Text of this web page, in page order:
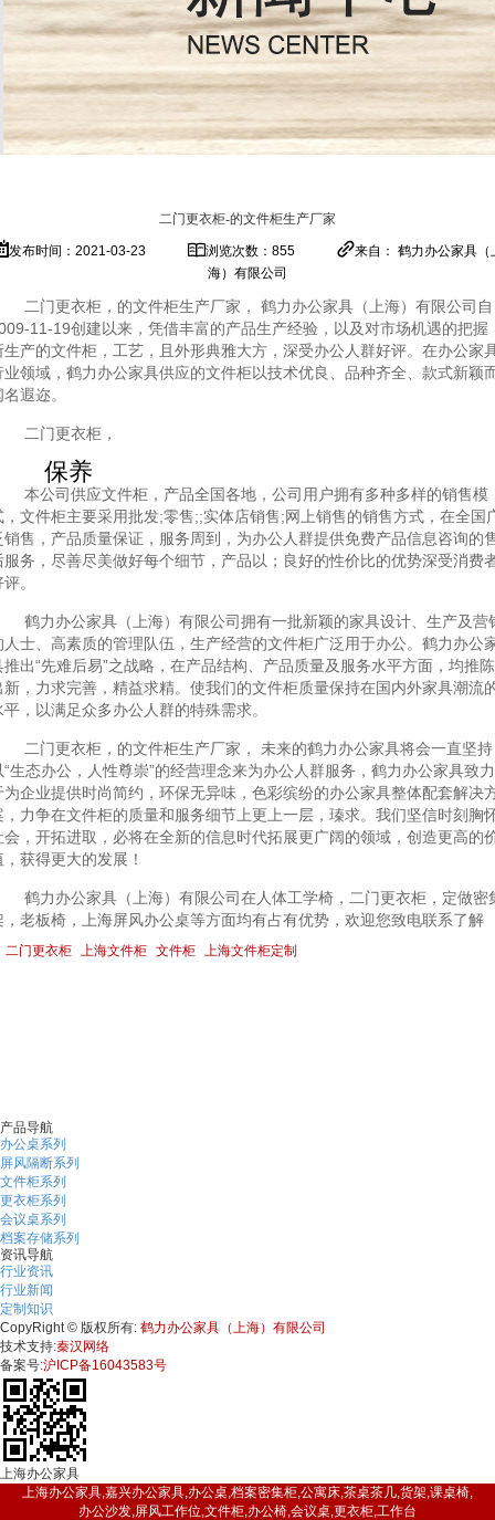
二门更衣柜-的文件柜生产厂家
发布时间：2021-03-23 浏览次数：855
来自： 鹤力办公家具（
海）有限公司
二门更衣柜，的文件柜生产厂家， 鹤力办公家具（上海）有限公司自
11-19创建以来，凭借丰富的产品生产经验，以及对市场机遇的把握
生产的文件柜，工艺，且外形典雅大方，深受办公人群好评。在办公家
业领域，鹤力办公家具供应的文件柜以技术优良、品种齐全、款式新颖
遐迩。
二门更衣柜，
保养
本公司供应文件柜，产品全国各地，公司用户拥有多种多样的销售模
，文件柜主要采用批发;零售;;实体店销售;网上销售的销售方式，在全国
销售，产品质量保证，服务周到，为办公人群提供免费产品信息咨询的
服务，尽善尽美做好每个细节，产品以；良好的性价比的优势深受消费
。
鹤力办公家具（上海）有限公司拥有一批新颖的家具设计、生产及营
人士、高素质的管理队伍，生产经营的文件柜广泛用于办公。鹤力办公
推出“先难后易”之战略，在产品结构、产品质量及服务水平方面，均推陈
新，力求完善，精益求精。使我们的文件柜质量保持在国内外家具潮流
平，以满足众多办公人群的特殊需求。
二门更衣柜，的文件柜生产厂家， 未来的鹤力办公家具将会一直坚持
“生态办公，人性尊崇”的经营理念来为办公人群服务，鹤力办公家具致力
为企业提供时尚简约，环保无异味，色彩缤纷的办公家具整体配套解决
，力争在文件柜的质量和服务细节上更上一层，瑧求。我们坚信时刻胸
会，开拓进取，必将在全新的信息时代拓展更广阔的领域，创造更高的
，获得更大的发展！
鹤力办公家具（上海）有限公司在人体工学椅，二门更衣柜，定做密
，老板椅，上海屏风办公桌等方面均有占有优势，欢迎您致电联系了解
二门更衣柜 上海文件柜 文件柜 上海文件柜定制
产品导航
办公桌系列
屏风隔断系列
文件柜系列
更衣柜系列
会议桌系列
档案存储系列
资讯导航
行业资讯
行业新闻
定制知识
CopyRight © 版权所有: 鹤力办公家具（上海）有限公司
技术支持:秦汉网络
备案号:沪ICP备16043583号
上海办公家具
上海办公家具,嘉兴办公家具,办公桌,档案密集柜,公寓床,茶桌茶几,货架,课桌椅,
办公沙发,屏风工作位,文件柜,办公椅,会议桌,更衣柜,工作台